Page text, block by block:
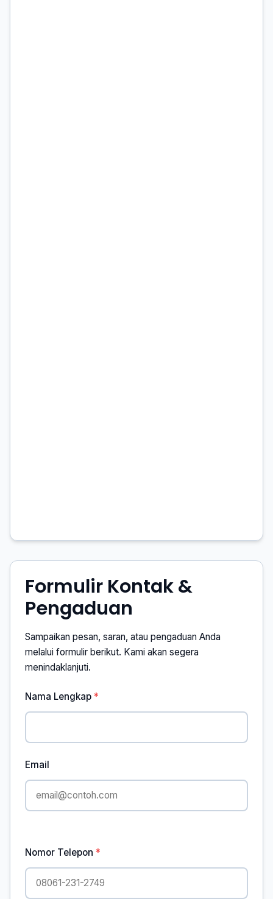
Formulir Kontak &
Pengaduan
Sampaikan pesan, saran, atau pengaduan Anda
melalui formulir berikut. Kami akan segera
menindaklanjuti.
Nama Lengkap
Email
Nomor Telepon